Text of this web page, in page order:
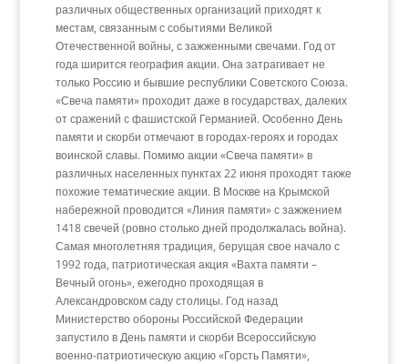
различных общественных организаций приходят к
местам, связанным с событиями Великой
Отечественной войны, с зажженными свечами. Год от
года ширится география акции. Она затрагивает не
только Россию и бывшие республики Советского Союза.
«Свеча памяти» проходит даже в государствах, далеких
от сражений с фашистской Германией. Особенно День
памяти и скорби отмечают в городах-героях и городах
воинской славы. Помимо акции «Свеча памяти» в
различных населенных пунктах 22 июня проходят также
похожие тематические акции. В Москве на Крымской
набережной проводится «Линия памяти» с зажжением
1418 свечей (ровно столько дней продолжалась война).
Самая многолетняя традиция, берущая свое начало с
1992 года, патриотическая акция «Вахта памяти –
Вечный огонь», ежегодно проходящая в
Александровском саду столицы. Год назад
Министерство обороны Российской Федерации
запустило в День памяти и скорби Всероссийскую
военно-патриотическую акцию «Горсть Памяти»,